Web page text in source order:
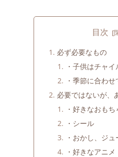
目次
必ず必要なもの
・子供はチャ
・季節に合わ
必要ではないが、
・好きなおもち
・シール
・おかし、ジ
・好きなアニメ